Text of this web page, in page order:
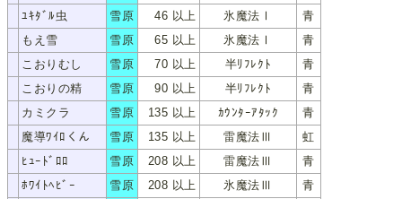
ﾕｷﾀﾞﾙ虫 雪原 46 以上 氷魔法Ⅰ 青
もえ雪 雪原 65 以上 氷魔法Ⅰ 青
こおりむし 雪原 70 以上 半ﾘﾌﾚｸﾄ 青
こおりの精 雪原 90 以上 半ﾘﾌﾚｸﾄ 青
カミクラ 雪原 135 以上 ｶｳﾝﾀｰｱﾀｯｸ 青
魔導ﾜｲﾛくん 雪原 135 以上 雷魔法Ⅲ 虹
ﾋｭｰﾄﾞﾛﾛ 雪原 208 以上 雷魔法Ⅲ 青
ﾎﾜｲﾄﾍﾋﾞｰ 雪原 208 以上 氷魔法Ⅲ 青